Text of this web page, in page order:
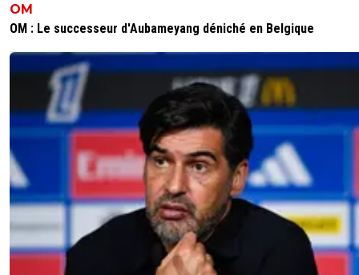
OM
OM : Le successeur d'Aubameyang déniché en Belgique